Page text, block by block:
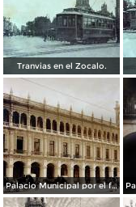
Tranvias en el Zocalo.
Palacio Municipal por el fotografo Hugo Brehme..